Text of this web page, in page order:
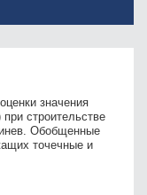
значения
строительстве
Обобщенные
точечные и